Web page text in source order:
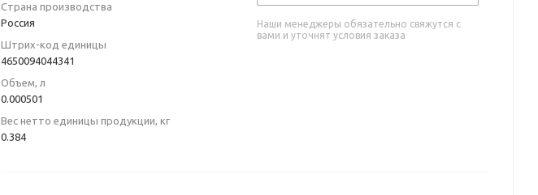
Страна производства
Poccия
Штрих-код единицы
4650094044341
Объем, л
0.000501
Вес нетто единицы продукции, кг
0.384
Наши менеджеры обязательно свяжутся с
вами и уточнят условия заказа